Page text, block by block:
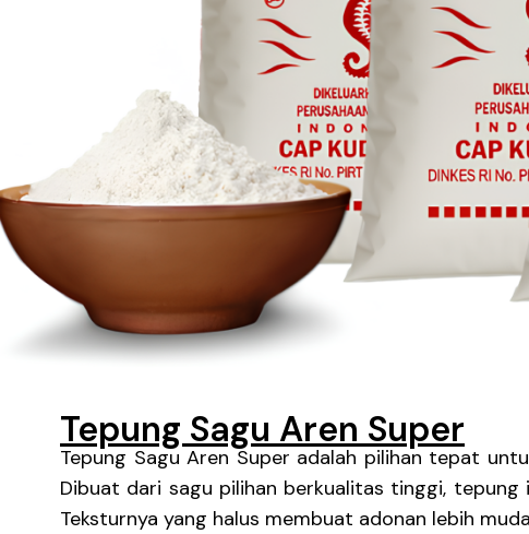
Tepung Sagu Aren Super
Tepung Sagu Aren Super adalah pilihan tepat
Dibuat dari sagu pilihan berkualitas tinggi,
Teksturnya yang halus membuat adonan lebih